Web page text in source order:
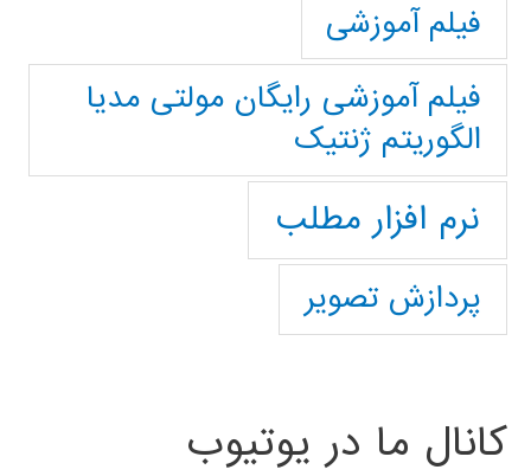
فیلم آموزشی
فیلم آموزشی رایگان مولتی مدیا
الگوریتم ژنتیک
نرم افزار مطلب
پردازش تصویر
کانال ما در یوتیوب